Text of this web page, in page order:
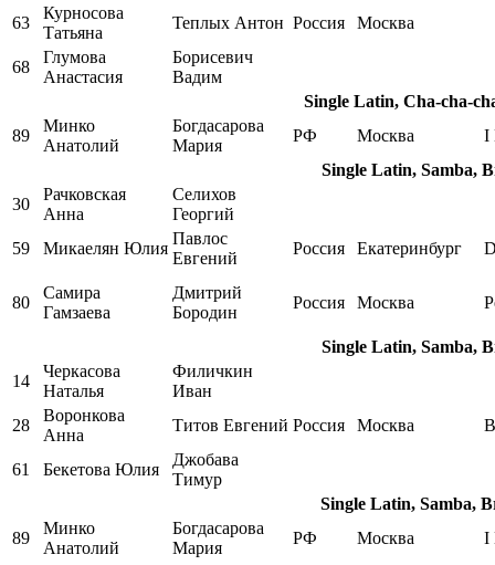
63
Курносова
Татьяна
Теплых Антон Россия Москва
68
Глумова
Анастасия
Борисевич
Вадим
Single Latin, Cha-cha-
89
Минко
Анатолий
Богдасарова
Мария
РФ Москва
I
Single Latin, Samba,
30
Рачковская
Анна
Селихов
Георгий
59
Микаелян Юлия
Павлос
Евгений
Россия Екатеринбург
80
Самира
Гамзаева
Дмитрий
Бородин
Россия Москва
Single Latin, Samba,
14
Черкасова
Наталья
Филичкин
Иван
28
Воронкова
Анна
Титов Евгений Россия Москва
61 Бекетова Юлия
Джобава
Тимур
Single Latin, Samba,
89
Минко
Анатолий
Богдасарова
Мария
РФ Москва
I